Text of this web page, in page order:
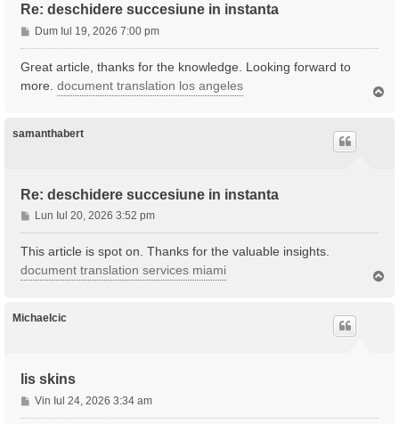
Re: deschidere succesiune in instanta
M
e
j
Dum Iul 19, 2026 7:00 pm
Great article, thanks for the knowledge. Looking forward to
more. document translation los angeles
samanthabert
Re: deschidere succesiune in instanta
M
e
s
j
Lun Iul 20, 2026 3:52 pm
This article is spot on. Thanks for the valuable insights.
document translation services miami
Michaelcic
lis skins
M
e
Vin Iul 24, 2026 3:34 am